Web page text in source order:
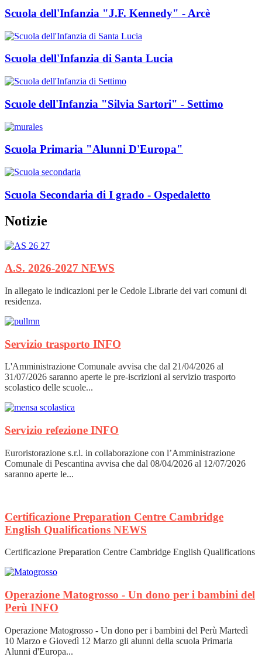
Scuola dell'Infanzia "J.F. Kennedy" - Arcè
Scuola dell'Infanzia di Santa Lucia
Scuole dell'Infanzia "Silvia Sartori" - Settimo
Scuola Primaria "Alunni D'Europa"
Scuola Secondaria di I grado - Ospedaletto
Notizie
A.S. 2026-2027 NEWS
In allegato le indicazioni per le Cedole Librarie dei vari comuni di
residenza.
Servizio trasporto INFO
L'Amministrazione Comunale avvisa che dal 21/04/2026 al
31/07/2026 saranno aperte le pre-iscrizioni al servizio trasporto
scolastico delle scuole...
Servizio refezione INFO
Euroristorazione s.r.l. in collaborazione con l’Amministrazione
Comunale di Pescantina avvisa che dal 08/04/2026 al 12/07/2026
saranno aperte le...
Certificazione Preparation Centre Cambridge
English Qualifications NEWS
Certificazione Preparation Centre Cambridge English Qualifications
Operazione Matogrosso - Un dono per i bambini del
Perù INFO
Operazione Matogrosso - Un dono per i bambini del Perù Martedì
10 Marzo e Giovedì 12 Marzo gli alunni della scuola Primaria
Alunni d'Europa...